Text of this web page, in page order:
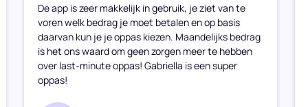
De app is zeer makkelijk in gebruik, je ziet van te
voren welk bedrag je moet betalen en op basis
daarvan kun je je oppas kiezen. Maandelijks bedrag
is het ons waard om geen zorgen meer te hebben
over last-minute oppas! Gabriella is een super
oppas!